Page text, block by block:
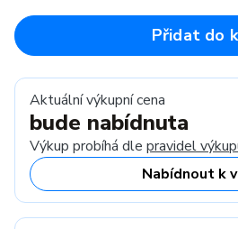
Přidat do
Aktuální výkupní cena
bude nabídnuta
Výkup probíhá dle pravidel
Nabídnout k